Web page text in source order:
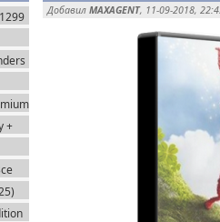
+
Добавил MAXAGENT, 11-09-2018,